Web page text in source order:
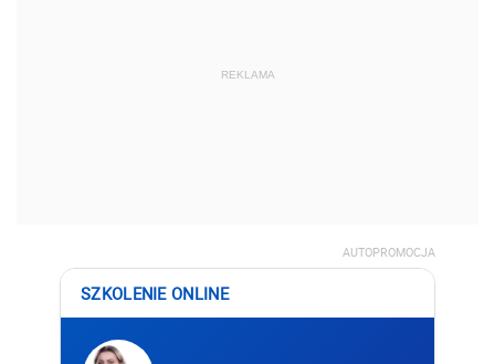
REKLAMA
AUTOPROMOCJA
SZKOLENIE ONLINE